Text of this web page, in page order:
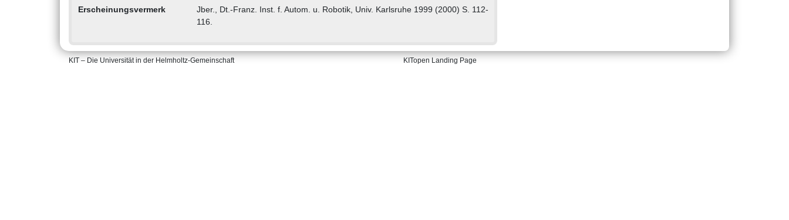
Erscheinungsvermerk
Jber., Dt.-Franz. Inst. f. Autom. u. Robotik, Univ. Karlsruhe 1999 (2000) S. 112-
116.
KIT – Die Universität in der Helmholtz-Gemeinschaft KITopen Landing Page